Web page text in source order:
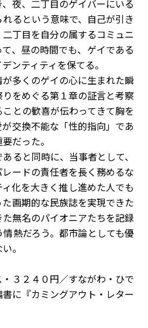
夜、二丁目のゲイバーにいる
るという意味で、自己が引き
丁目を自分の属するコミュニ
、昼の時間でも、ゲイである
ンティティを保てる。
多くのゲイの心に生まれた瞬
をめぐる第１章の証言と考察
との歓喜が伝わってきて胸を
交換不能な「性的指向」であ
だった。
ると同時に、当事者として、
ードの責任者を長く務めるな
化を大きく推し進めた人でも
画期的な民族誌を実現できた
無名のパイオニアたちを記録
熱だろう。都市論としても優
。
３２４０円／すながわ・ひで
に『カミングアウト・レター